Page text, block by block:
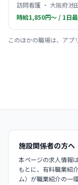
訪問看護 ・ 大阪府池
時給1,850円〜 / 1日
このほかの職場は、アプ
施設関係者の方へ
本ページの求人情報
もとに、有料職業紹
ム）が職業紹介の一